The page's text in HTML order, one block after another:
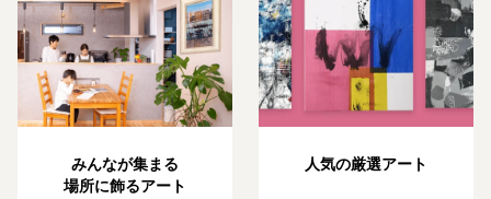
みんなが集まる
場所に飾るアート
人気の厳選アート